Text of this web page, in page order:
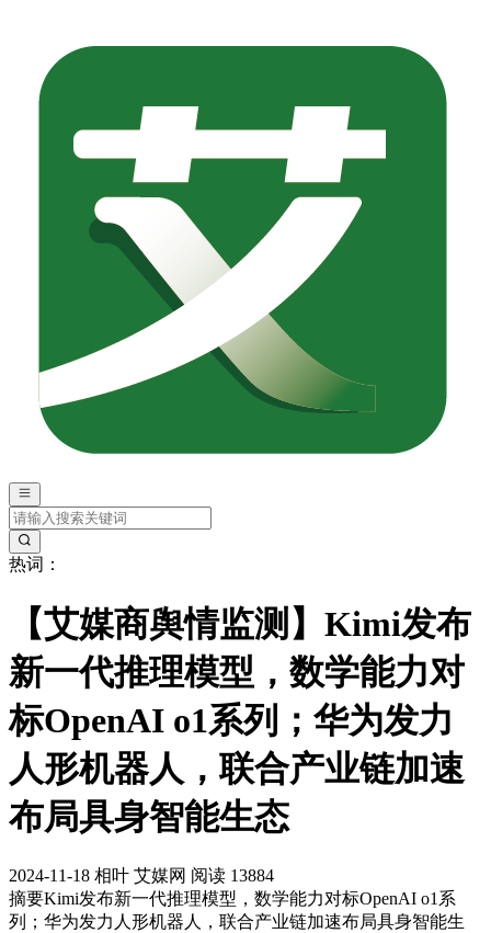
热词：
【艾媒商舆情监测】Kimi发布
新一代推理模型，数学能力对
标OpenAI o1系列；华为发力
人形机器人，联合产业链加速
布局具身智能生态
2024-11-18 相叶 艾媒网 阅读 13884
摘要Kimi发布新一代推理模型，数学能力对标OpenAI o1系
列；华为发力人形机器人，联合产业链加速布局具身智能生